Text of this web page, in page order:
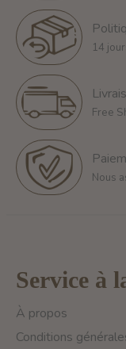
14
Free
Nous
Service à
À propos
Conditions